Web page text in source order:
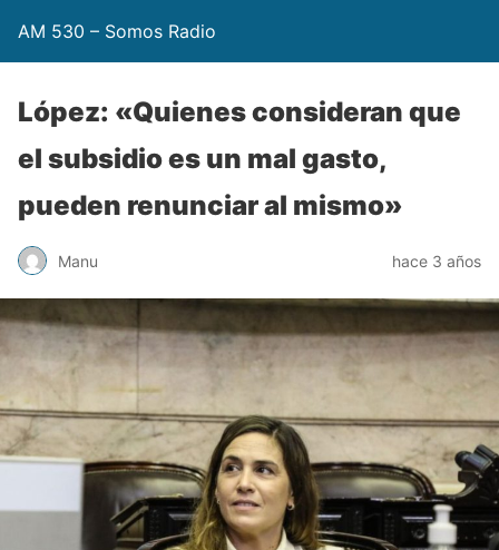
AM 530 – Somos Radio
López: «Quienes consideran que
el subsidio es un mal gasto,
pueden renunciar al mismo»
Manu hace 3 años